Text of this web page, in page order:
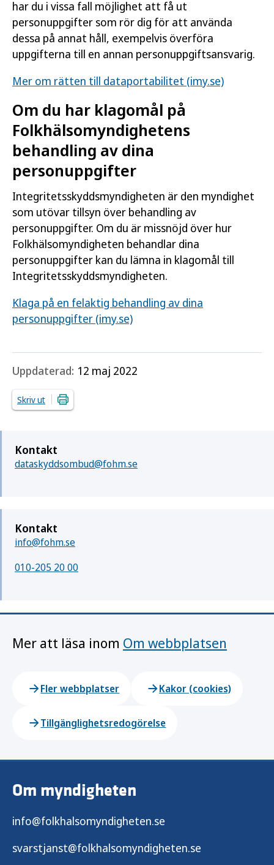
har du i vissa fall möjlighet att få ut
personuppgifter som rör dig för att använda
dessa på annat håll, exempelvis överföra
uppgifterna till en annan personuppgiftsansvarig.
Mer om rätten till dataportabilitet (imy.se)
Om du har klagomål på
Folkhälsomyndighetens
behandling av dina
personuppgifter
Integritetsskyddsmyndigheten är den myndighet
som utövar tillsyn över behandling av
personuppgifter. Om du är missnöjd över hur
Folkhälsomyndigheten behandlar dina
personuppgifter kan du lämna in klagomål till
Integritetsskyddsmyndigheten.
Klaga på en felaktig behandling av dina
personuppgifter (imy.se)
Uppdaterad: 12 maj 2022
Skriv ut
Kontakt
dataskyddsombud@fohm.se
Kontakt
info@fohm.se
010-205 20 00
Mer att läsa inom Om webbplatsen
Fler webbplatser Kakor (cookies)
Tillgänglighetsredogörelse
Om myndigheten
info@folkhalsomyndigheten.se
svarstjanst@folkhalsomyndigheten.se